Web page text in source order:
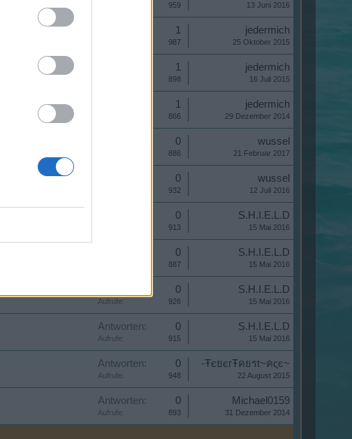
959 13 Juni 2016
1
987
jedermich
25 Oktober 2015
1
898
jedermich
16 Juli 2015
1
866
jedermich
29 Dezember 2014
0
886
wussel
21 Februar 2017
0
932
wussel
12 Juli 2016
0
913
S.H.I.E.L.D
15 Mai 2016
0
887
S.H.I.E.L.D
15 Mai 2016
0
Aufrufe: 926
S.H.I.E.L.D
15 Mai 2016
Antworten: 0
Aufrufe: 915
S.H.I.E.L.D
15 Mai 2016
Antworten: 0
Aufrufe: 948
-ŦєยєгŦคยรt~คςє~
22 August 2015
Antworten: 0
Aufrufe: 893
Michael0159
31 Dezember 2014